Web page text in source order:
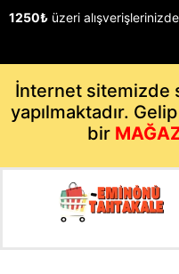
1250₺ üzeri alışverişlerinizde
İnternet sitemizde
yapılmaktadır.
bir